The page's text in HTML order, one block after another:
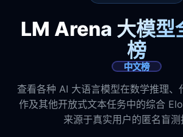
LM Arena 大模型
榜
中文榜
查看各种 AI 大语言模型在数学推理、
作及其他开放式文本任务中的综合
来源于真实用户的匿名盲测